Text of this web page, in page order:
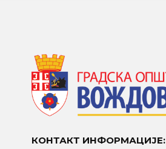
КОНТАКТ ИНФОРМАЦИЈЕ: